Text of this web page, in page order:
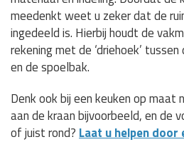
meedenkt weet u zeker dat de
ingedeeld is. Hierbij houdt de
rekening met de ‘driehoek’
en de spoelbak.
Denk ook bij een keuken op maat
aan de kraan bijvoorbeeld, en de
of juist rond? Laat u helpen door